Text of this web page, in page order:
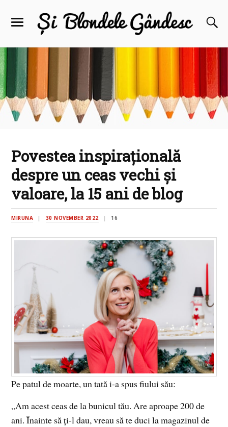
Povestea inspirațională
despre un ceas vechi și
valoare, la 15 ani de blog
MIRUNA 30 NOVEMBER 2022 16
Pe patul de moarte, un tată i-a spus fiului său:
„Am acest ceas de la bunicul tău. Are aproape 200 de
ani. Înainte să ți-l dau, vreau să te duci la magazinul de